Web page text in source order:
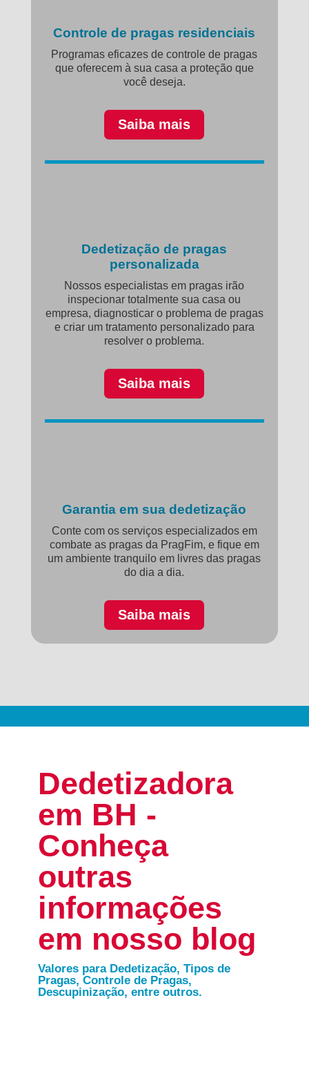
Controle de pragas residenciais
Programas eficazes de controle de pragas
que oferecem à sua casa a proteção que
você deseja.
Saiba mais
Dedetização de pragas
personalizada
Nossos especialistas em pragas irão
inspecionar totalmente sua casa ou
empresa, diagnosticar o problema de pragas
e criar um tratamento personalizado para
resolver o problema.
Saiba mais
Garantia em sua dedetização
Conte com os serviços especializados em
combate as pragas da PragFim, e fique em
um ambiente tranquilo em livres das pragas
do dia a dia.
Saiba mais
Dedetizadora
em BH -
Conheça
outras
informações
em nosso blog
Valores para Dedetização, Tipos de
Pragas, Controle de Pragas,
Descupinização, entre outros.